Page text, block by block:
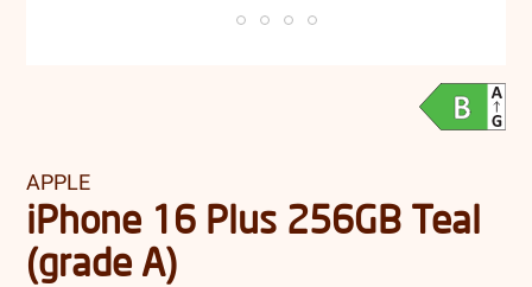
APPLE
iPhone 16 Plus 256GB Teal
(grade A)